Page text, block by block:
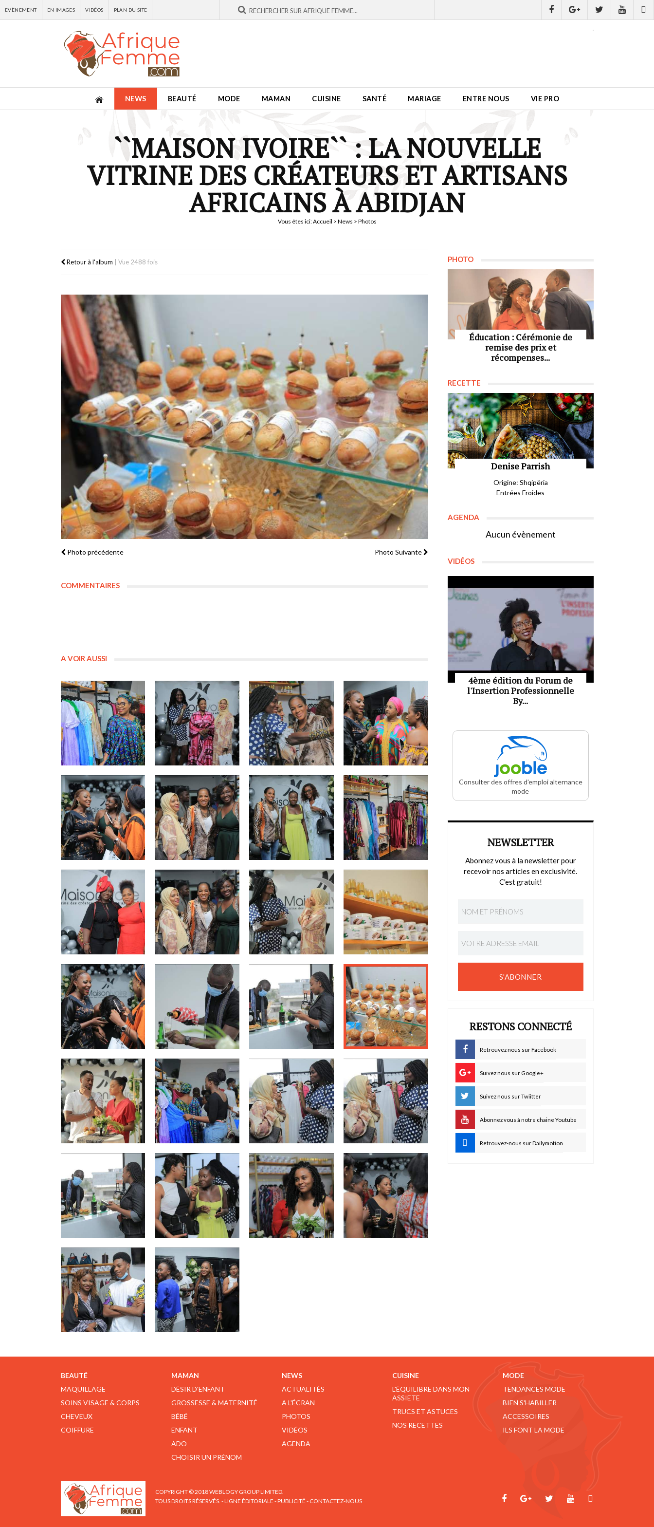
EVÈNEMENT EN IMAGES VIDÉOS PLAN DU SITE
NEWS BEAUTÉ MODE MAMAN CUISINE SANTÉ MARIAGE ENTRE NOUS VIE PRO
``MAISON IVOIRE`` : LA NOUVELLE
VITRINE DES CRÉATEURS ET ARTISANS
AFRICAINS À ABIDJAN
Vous êtes ici:Accueil > News > Photos
Retour à l'album Vue 2488 fois
Photo précédente Photo Suivante
COMMENTAIRES
A VOIR AUSSI
PHOTO
Éducation : Cérémonie de
remise des prix et
récompenses...
RECETTE
Denise Parrish
Origine: Shqipëria
Entrées Froides
AGENDA
Aucun évènement
VIDÉOS
4ème édition du Forum de
l'Insertion Professionnelle
By...
Consulter des offres d'emploi alternance
mode
NEWSLETTER
Abonnez vous à la newsletter pour
recevoir nos articles en exclusivité.
C'est gratuit!
S'ABONNER
RESTONS CONNECTÉ
Retrouvez nous sur Facebook
Suivez nous sur Google+
Suivez nous sur Twiitter
Abonnez vous à notre chaine Youtube
Retrouvez-nous sur Dailymotion
BEAUTÉ
MAQUILLAGE
SOINS VISAGE & CORPS
CHEVEUX
COIFFURE
MAMAN
DÉSIR D'ENFANT
GROSSESSE & MATERNITÉ
BÉBÉ
ENFANT
ADO
CHOISIR UN PRÉNOM
NEWS
ACTUALITÉS
A L'ÉCRAN
PHOTOS
VIDÉOS
AGENDA
CUISINE
L'ÉQUILIBRE DANS MON
ASSIETE
TRUCS ET ASTUCES
NOS RECETTES
MODE
TENDANCES MODE
BIEN S'HABILLER
ACCESSOIRES
ILS FONT LA MODE
COPYRIGHT © 2018 WEBLOGY GROUP LIMITED.
TOUS DROITS RÉSERVÉS. -LIGNE ÉDITORIALE -PUBLICITÉ - CONTACTEZ-NOUS